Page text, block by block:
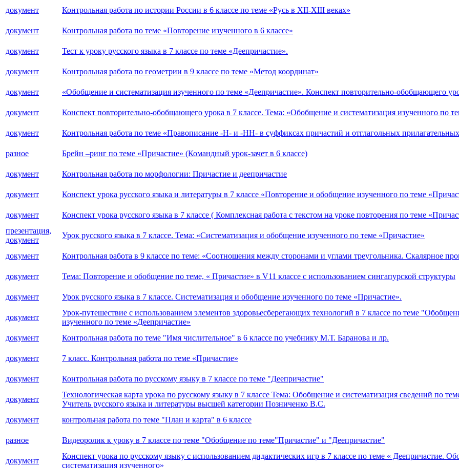
документ Контрольная работа по истории России в 6 классе по теме «Русь в XII-XIII веках»
документ Контрольная работа по теме «Повторение изученного в 6 классе»
документ Тест к уроку русского языка в 7 классе по теме «Деепричастие».
документ Контрольная работа по геометрии в 9 классе по теме «Метод координат»
документ «Обобщение и систематизация изученного по теме «Деепричастие». Конспект повторительно-обобщающего
документ Конспект повторительно-обобщающего урока в 7 классе. Тема: «Обобщение и систематизация изученного по
документ Контрольная работа по теме «Правописание -Н- и -НН- в суффиксах причастий и отглагольных
разное Брейн –ринг по теме «Причастие» (Командный урок-зачет в 6 классе)
документ Контрольная работа по морфологии: Причастие и деепричастие
документ Конспект урока русского языка и литературы в 7 классе «Повторение и обобщение изученного по теме
документ Конспект урока русского языка в 7 классе ( Комплексная работа с текстом на уроке повторения по теме
презентация,
документ
Урок русского языка в 7 классе. Тема: «Систематизация и обобщение изученного по теме «Причастие»
документ Контрольная работа в 9 классе по теме: «Соотношения между сторонами и углами треугольника. Скалярное
документ Тема: Повторение и обобщение по теме, « Причастие» в V11 классе с использованием сингапурской структуры
документ Урок русского языка в 7 классе. Систематизация и обобщение изученного по теме «Причастие».
документ
Урок-путешествие с использованием элементов здоровьесберегающих технологий в 7 классе по теме
изученного по теме «Деепричастие»
документ Контрольная работа по теме "Имя числительное" в 6 классе по учебнику М.Т. Баранова и лр.
документ 7 класс. Контрольная работа по теме «Причастие»
документ Контрольная работа по русскому языку в 7 классе по теме "Деепричастие"
документ
Технологическая карта урока по русскому языку в 7 классе Тема: Обобщение и систематизация сведений по
Учитель русского языка и литературы высшей категории Позниченко В.С.
документ контрольная работа по теме "План и карта" в 6 классе
разное Видеоролик к уроку в 7 классе по теме "Обобщение по теме"Причастие" и "Деепричастие"
документ
Конспект урока по русскому языку с использованием дидактических игр в 7 классе по теме « Деепричастие.
систематизация изученного»